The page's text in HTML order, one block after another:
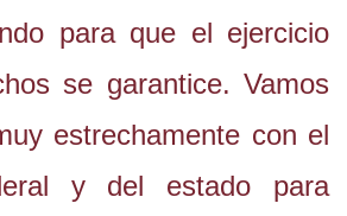
para que el ejercicio
se garantice. Vamos
estrechamente con el
y del estado para